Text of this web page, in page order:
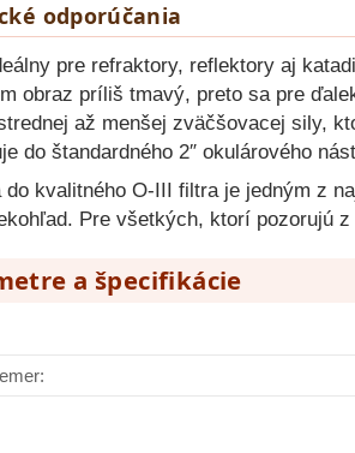
odporúčania
pre refraktory, reflektory aj
obraz príliš tmavý, preto sa pre
až menšej zväčšovacej sily,
do štandardného 2″ okulárového
do kvalitného O-III filtra je jedným z
Pre všetkých, ktorí pozorujú
a špecifikácie